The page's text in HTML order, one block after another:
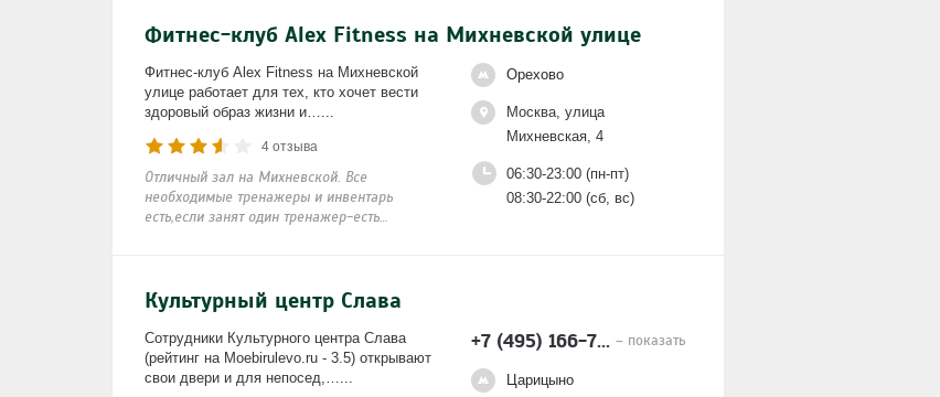
Фитнес-клуб Alex Fitness на Михневской улице
Фитнес-клуб Alex Fitness на Михневской
улице работает для тех, кто хочет вести
здоровый образ жизни и…
4 отзыва
Отличный зал на Михневской. Все
необходимые тренажеры и инвентарь
есть,если занят один тренажер-есть…
Орехово
Москва, улица
Михневская, 4
06:30-23:00 (пн-пт)
08:30-22:00 (сб, вс)
Культурный центр Слава
Сотрудники Культурного центра Слава
(рейтинг на Moebirulevo.ru - 3.5) открывают
свои двери и для непосед,…
+7 (495) 166-7... – показать
Царицыно